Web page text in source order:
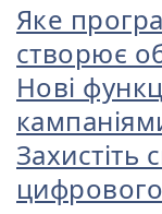
Яке
створює
Нові
Захистіть
цифрового